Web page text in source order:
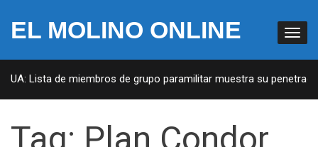
EL MOLINO ONLINE
Lista de miembros de grupo paramilitar muestra su
Tag: Plan Condor